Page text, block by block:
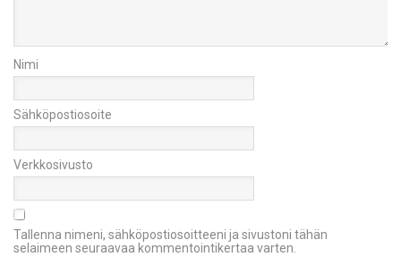
Nimi
Sähköpostiosoite
Verkkosivusto
Tallenna nimeni, sähköpostiosoitteeni ja sivustoni tähän
selaimeen seuraavaa kommentointikertaa varten.